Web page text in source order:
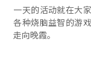
一天的活动就在大
各种烧脑益智的游
走向晚霞。